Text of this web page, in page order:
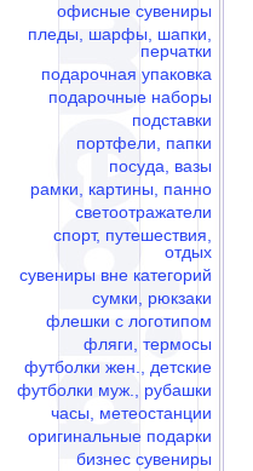
офисные сувениры
пледы, шарфы, шапки,
перчатки
подарочная упаковка
подарочные наборы
подставки
портфели, папки
посуда, вазы
рамки, картины, панно
светоотражатели
спорт, путешествия,
отдых
сувениры вне категорий
сумки, рюкзаки
флешки c логотипом
фляги, термосы
футболки жен., детские
футболки муж., рубашки
часы, метеостанции
оригинальные подарки
бизнес сувениры